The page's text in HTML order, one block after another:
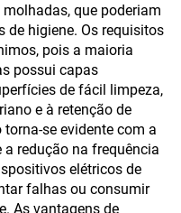
que poderiam
de higiene. Os requisitos
pois a maioria
possui capas
de fácil limpeza,
e à retenção de
se evidente com a
redução na frequência
elétricos de
falhas ou consumir
As vantagens de